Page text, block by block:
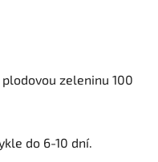
zeleninu 100
do 6-10 dní.